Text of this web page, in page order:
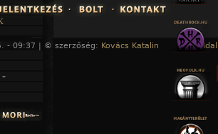
- 09:37 | © szerzőség: Kovács Katalin « Főoldal